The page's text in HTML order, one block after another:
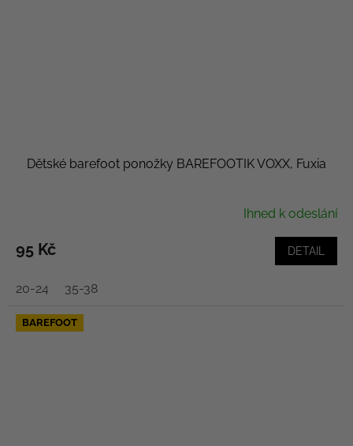
Dětské barefoot ponožky BAREFOOTIK VOXX, Fuxia
Ihned k odeslání
95 Kč DETAIL
20-24 35-38
BAREFOOT